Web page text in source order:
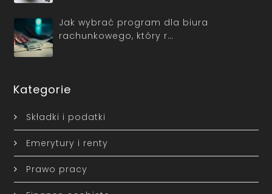
Jak wybrać program dla biura
rachunkowego, który r…
Kategorie
Składki i podatki
Emerytury i renty
Prawo pracy